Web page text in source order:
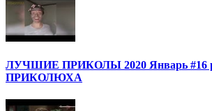
ЛУЧШИЕ ПРИКОЛЫ 2020 Январь #16
ПРИКОЛЮХА